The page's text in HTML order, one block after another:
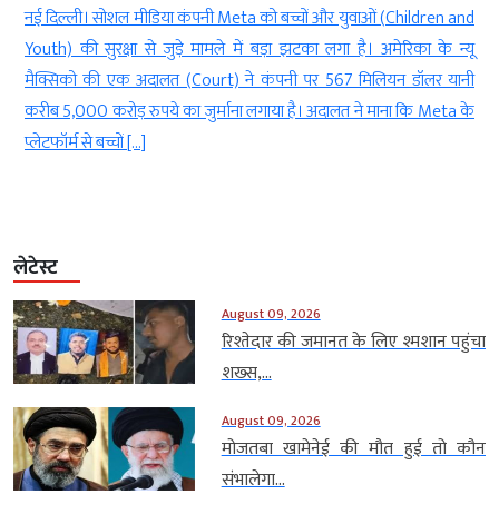
नई दिल्ली। सोशल मीडिया कंपनी Meta को बच्चों और युवाओं (Children and
Youth) की सुरक्षा से जुड़े मामले में बड़ा झटका लगा है। अमेरिका के न्यू
मैक्सिको की एक अदालत (Court) ने कंपनी पर 567 मिलियन डॉलर यानी
करीब 5,000 करोड़ रुपये का जुर्माना लगाया है। अदालत ने माना कि Meta के
प्लेटफॉर्म से बच्चों […]
लेटेस्ट
August 09, 2026
रिश्तेदार की जमानत के लिए श्मशान पहुंचा
शख्स,...
August 09, 2026
मोजतबा खामेनेई की मौत हुई तो कौन
संभालेगा...